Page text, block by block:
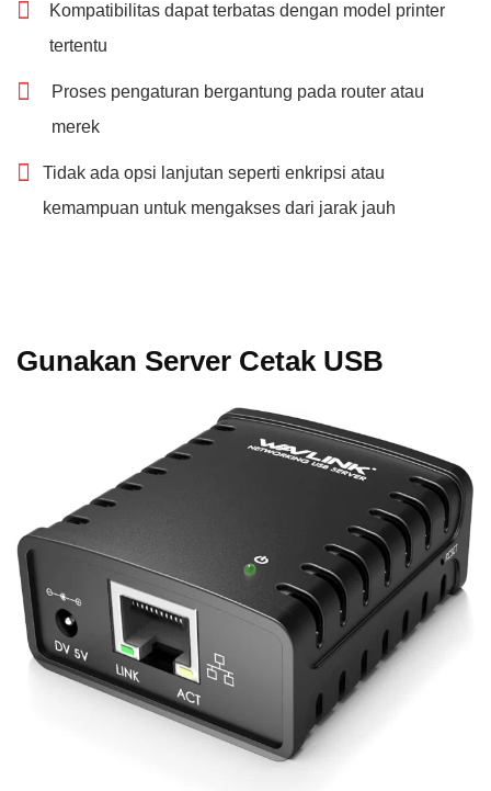
Kompatibilitas dapat terbatas dengan model printer
tertentu
Proses pengaturan bergantung pada router atau
merek
Tidak ada opsi lanjutan seperti enkripsi atau
kemampuan untuk mengakses dari jarak jauh
Gunakan Server Cetak USB